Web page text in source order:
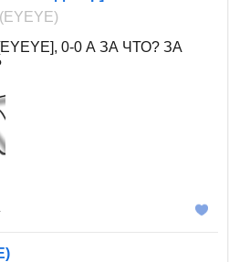
[EYEYE], 0-0 А ЗА ЧТО? ЗА